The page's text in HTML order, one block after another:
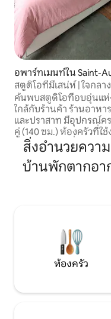
อพาร์ทเมนท์ใน Saint-
-Cormier
สตูดิโอที่มีเสน่ห์ | ใจกลาง
จากบึง 100 เมตร
ค้นพบสตูดิโอที่อบอุ่นแห่
ใกล้กับร้านค้า ร้านอาหา
และปราสาท มีอุปกรณ์ครบครัน พร้อมเตียง
คู่ (140 ซม.) ห้องครัวที่ใ
ทันสมัย และเครื่องซักผ้
สบายยิ่งขึ้น เหมาะสำหรับการสำรวจพื้นที่
ในท้องถิ่น: ห่างจากแรน
สิ่งอำนวยควา
บ้านพักตากอา
ห้องครัว